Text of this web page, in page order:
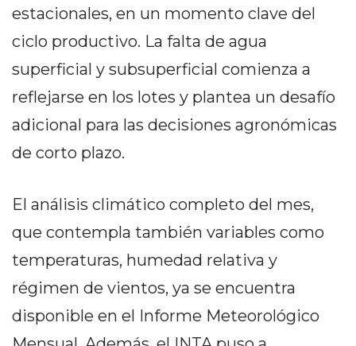
NOTICIAS
DE
ARRECIFES
NOTICIAS
DE
SALTO
Y
NOTICIAS
NOTICIAS
DE
CAMPANA
estacionales, en un momento clave del
ciclo productivo. La falta de agua
superficial y subsuperficial comienza a
reflejarse en los lotes y plantea un desafío
adicional para las decisiones agronómicas
de corto plazo.
El análisis climático completo del mes,
que contempla también variables como
temperaturas, humedad relativa y
régimen de vientos, ya se encuentra
disponible en el Informe Meteorológico